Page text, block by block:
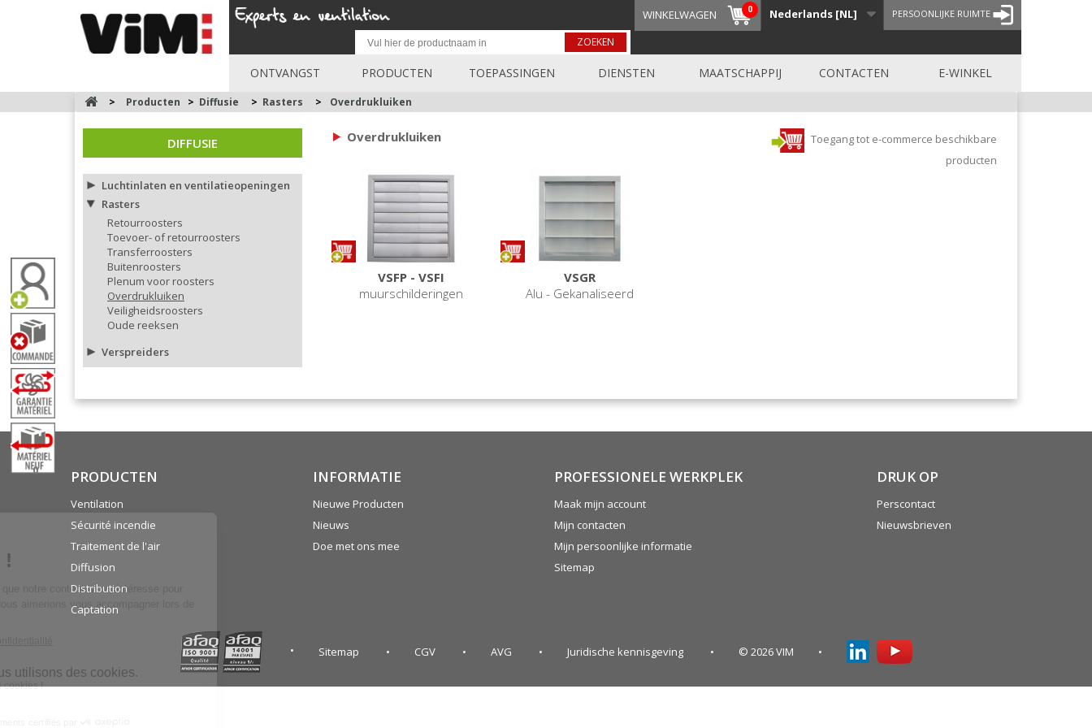
PERSOONLIJKE RUIMTE
Nederlands [NL]
WINKELWAGEN 0
ZOEKEN
ONTVANGST PRODUCTEN TOEPASSINGEN DIENSTEN MAATSCHAPPIJ CONTACTEN E-WINKEL
0
> Producten > Diffusie > Rasters > Overdrukluiken
DIFFUSIE
Luchtinlaten en ventilatieopeningen
Rasters
Retourroosters
Toevoer- of retourroosters
Transferroosters
Buitenroosters
Plenum voor roosters
Overdrukluiken
Veiligheidsroosters
Oude reeksen
Verspreiders
Overdrukluiken
Toegang tot e-commerce beschikbare
producten
VSFP - VSFI
muurschilderingen
VSGR
Alu - Gekanaliseerd
PRODUCTEN
Ventilation
Sécurité incendie
Traitement de l'air
Diffusion
Distribution
Captation
INFORMATIE
Nieuwe Producten
Nieuws
Doe met ons mee
PROFESSIONELE WERKPLEK
Maak mijn account
Mijn contacten
Mijn persoonlijke informatie
Sitemap
DRUK OP
Perscontact
Nieuwsbrieven
Sitemap CGV AVG Juridische kennisgeving © 2026 VIM